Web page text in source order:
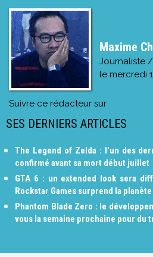
Maxime
Journaliste
le mercredi
Suivre ce rédacteur sur
SES DERNIERS ARTICLES
The Legend of Zelda : l'un des
confirmé avant sa mort début juillet
GTA 6 : un extended look sera
Rockstar Games surprend la
Phantom Blade Zero : le
vous la semaine prochaine pour du